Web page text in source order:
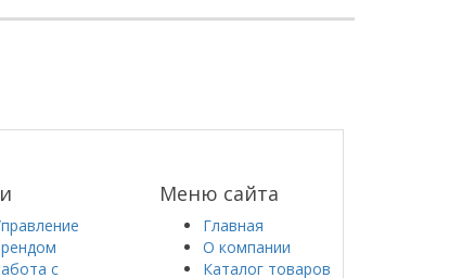
с
Меню сайта
Главная
О компании
Каталог товаров